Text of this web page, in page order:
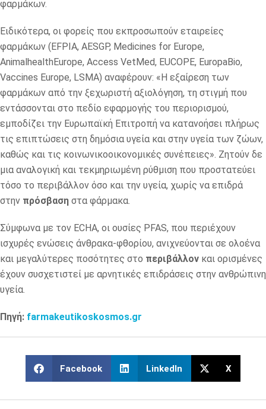
φαρμάκων.
Ειδικότερα, οι φορείς που εκπροσωπούν εταιρείες
φαρμάκων (EFPIA, AESGP, Medicines for Europe,
AnimalhealthEurope, Access VetMed, EUCOPE, EuropaBio,
Vaccines Europe, LSMA) αναφέρουν: «Η εξαίρεση των
φαρμάκων από την ξεχωριστή αξιολόγηση, τη στιγμή που
εντάσσονται στο πεδίο εφαρμογής του περιορισμού,
εμποδίζει την Ευρωπαϊκή Επιτροπή να κατανοήσει πλήρως
τις επιπτώσεις στη δημόσια υγεία και στην υγεία των ζώων,
καθώς και τις κοινωνικοοικονομικές συνέπειες». Ζητούν δε
μια αναλογική και τεκμηριωμένη ρύθμιση που προστατεύει
τόσο το περιβάλλον όσο και την υγεία, χωρίς να επιδρά
στην πρόσβαση στα φάρμακα.
Σύμφωνα με τον ECHA, οι ουσίες PFAS, που περιέχουν
ισχυρές ενώσεις άνθρακα-φθορίου, ανιχνεύονται σε ολοένα
και μεγαλύτερες ποσότητες στο περιβάλλον και ορισμένες
έχουν συσχετιστεί με αρνητικές επιδράσεις στην ανθρώπινη
υγεία.
Πηγή: farmakeutikoskosmos.gr
Facebook LinkedIn X